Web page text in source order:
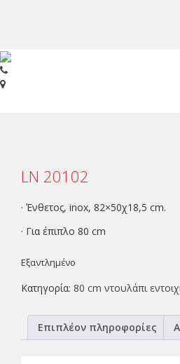
LN 20102
· Ένθετος, inox, 82×50χ18,5 cm.
· Για έπιπλο 80 cm
Εξαντλημένο
Κατηγορία: 80 cm ντουλάπι
Επιπλέον πληροφορίες